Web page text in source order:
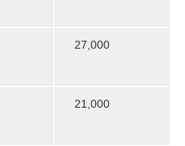
27,000
21,000